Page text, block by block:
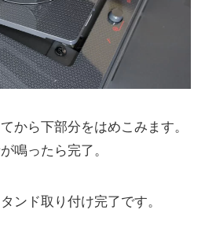
から下部分をはめこみます。
鳴ったら完了。
ンド取り付け完了です。